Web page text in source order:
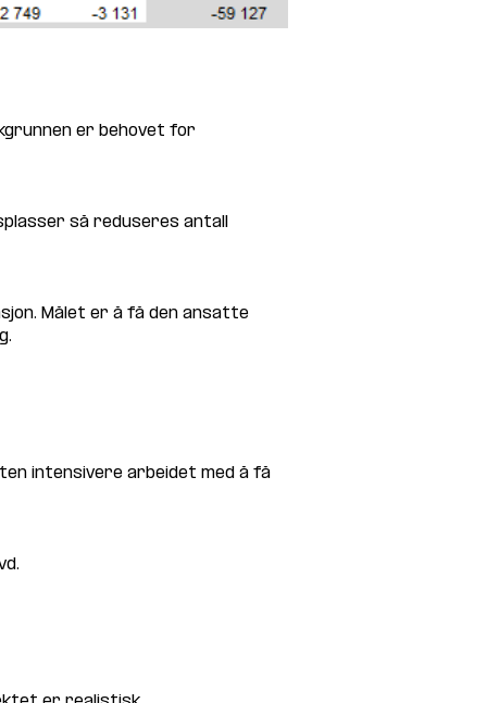
er behovet for
så reduseres antall
Målet er å få den ansatte
intensivere arbeidet med å få